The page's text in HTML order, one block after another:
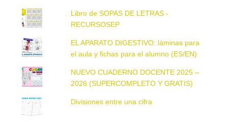
Libro de SOPAS DE LETRAS -
RECURSOSEP
EL APARATO DIGESTIVO: láminas para
el aula y fichas para el alumno (ES/EN)
NUEVO CUADERNO DOCENTE 2025 –
2026 (SUPERCOMPLETO Y GRATIS)
Divisiones entre una cifra